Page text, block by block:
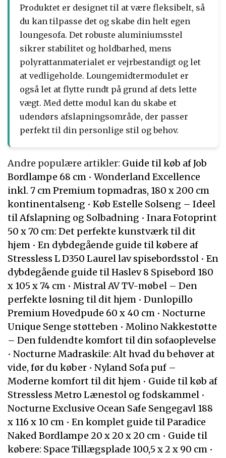
Produktet er designet til at være fleksibelt, så
du kan tilpasse det og skabe din helt egen
loungesofa. Det robuste aluminiumsstel
sikrer stabilitet og holdbarhed, mens
polyrattanmaterialet er vejrbestandigt og let
at vedligeholde. Loungemidtermodulet er
også let at flytte rundt på grund af dets lette
vægt. Med dette modul kan du skabe et
udendørs afslapningsområde, der passer
perfekt til din personlige stil og behov.
Andre populære artikler: Guide til køb af Job
Bordlampe 68 cm • Wonderland Excellence
inkl. 7 cm Premium topmadras, 180 x 200 cm
kontinentalseng • Køb Estelle Solseng – Ideel
til Afslapning og Solbadning • Inara Fotoprint
50 x 70 cm: Det perfekte kunstværk til dit
hjem • En dybdegående guide til købere af
Stressless L D350 Laurel lav spisebordsstol • En
dybdegående guide til Haslev 8 Spisebord 180
x 105 x 74 cm • Mistral AV TV-møbel – Den
perfekte løsning til dit hjem • Dunlopillo
Premium Hovedpude 60 x 40 cm • Nocturne
Unique Senge støtteben • Molino Nakkestøtte
– Den fuldendte komfort til din sofaoplevelse
• Nocturne Madraskile: Alt hvad du behøver at
vide, før du køber • Nyland Sofa puf –
Moderne komfort til dit hjem • Guide til køb af
Stressless Metro Lænestol og fodskammel •
Nocturne Exclusive Ocean Safe Sengegavl 188
x 116 x 10 cm • En komplet guide til Paradice
Naked Bordlampe 20 x 20 x 20 cm • Guide til
købere: Space Tillægsplade 100,5 x 2 x 90 cm •